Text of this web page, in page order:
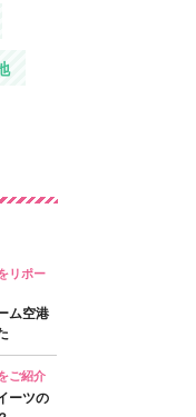
リポー
ム空港
ご紹介
ーツの